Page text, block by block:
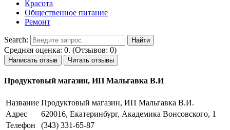
Красота
Общественное питание
Ремонт
Search:
Средняя оценка: 0. (Отзывов: 0)
Написать отзыв Читать отзывы
Продуктовый магазин, ИП Мальгавка В.И
Название Продуктовый магазин, ИП Мальгавка В.И.
Адрес
620016, Екатеринбург, Академика Вонсовского, 1
Телефон
(343) 331-65-87